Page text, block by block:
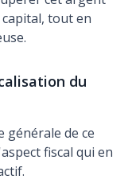
tout en
du
générale de ce
fiscal qui en